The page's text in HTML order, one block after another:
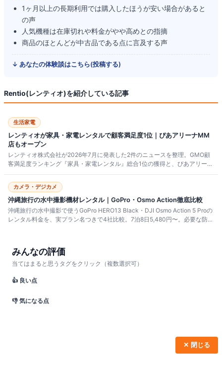
1ヶ月以上の長期利用では購入したほうが安い場合があると
の声
人気機種は在庫切れや料金がやや高めとの指摘
商品のほとんどが中古品である点に言及する声
↓ あなたの体験談はこちら(投稿する)
Rentio(レンティオ)を紹介している記事
生活家電
レンティオが家具・家電レンタルで顧客満足度1位｜ぴあアリーナMM
店もオープン
レンティオ株式会社が2026年7月に発表した2件のニュースを整理。GMO顧
客満足度ランキング『家具・家電レンタル』総合1位の獲得と、ぴあアリーナ
で比較した。
カメラ・デジカメ
沖縄旅行の水中撮影機材レンタル｜GoPro・Osmo Action徹底比較
沖縄旅行の水中撮影で使うGoPro HERO13 Black・DJI Osmo Action 5 Proの
レンタル料金を、実プラン名つきで4社比較。7泊8日5,480円〜。必要な防水
みんなの評価
当てはまると思うタグをクリック（複数選択可）
👍 良い点
👎 気になる点
✕ 閉じる